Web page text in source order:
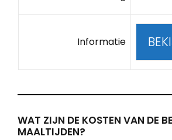
Informatie
WAT ZIJN DE KOSTEN VAN DE
MAALTIJDEN?